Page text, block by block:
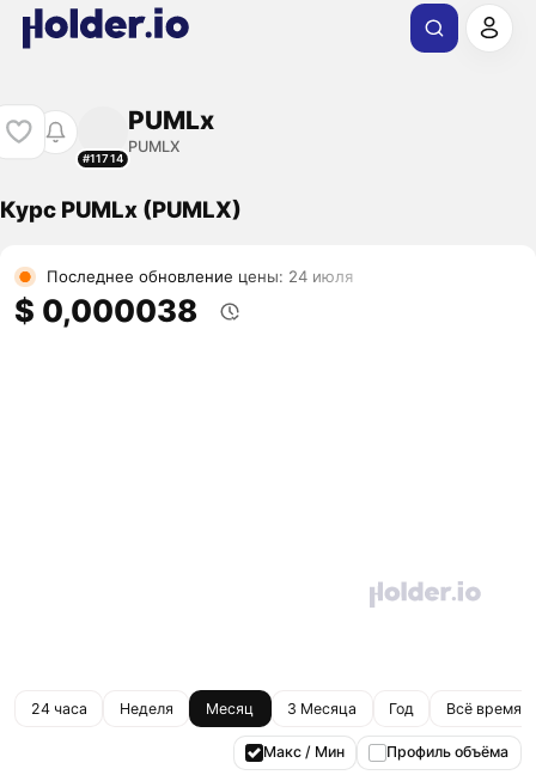
#11714
PUMLx
PUMLX
Курс PUMLx (PUMLX)
Последнее обновление цены: 24 июля
$ 0,000038
24 часа Неделя Месяц 3 Месяца Год Всё время
Макс / Мин Профиль объёма